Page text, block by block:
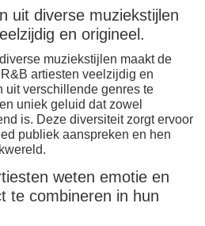
uit diverse muziekstijlen
en origineel.
muziekstijlen maakt de
artiesten veelzijdig en
uit verschillende genres te
uniek geluid dat zowel
is. Deze diversiteit zorgt ervoor
publiek aanspreken en hen
weten emotie en
te combineren in hun